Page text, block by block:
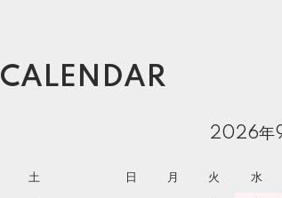
CALENDAR
土
2026年
日 月 火 水